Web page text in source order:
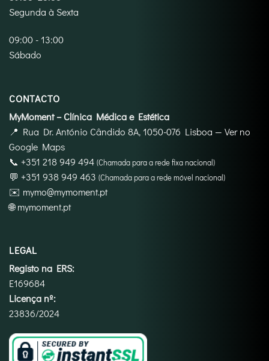
Segunda à Sexta
09:00 - 13:00
Sábado
CONTACTO
MyMoment – Clínica Médica e Estética
📍 Rua Dr. António Cândido 8A, 1050-076 Lisboa — Ver no
Google Maps
📞 +351 218 949 494 (Chamada para a rede fixa nacional)
💬 +351 938 949 463 (Chamada para a rede móvel nacional)
✉️ mymo@mymoment.pt
🌐mymoment.pt
LEGAL
Registo na ERS:
E169684
Licença nº:
23836/2024